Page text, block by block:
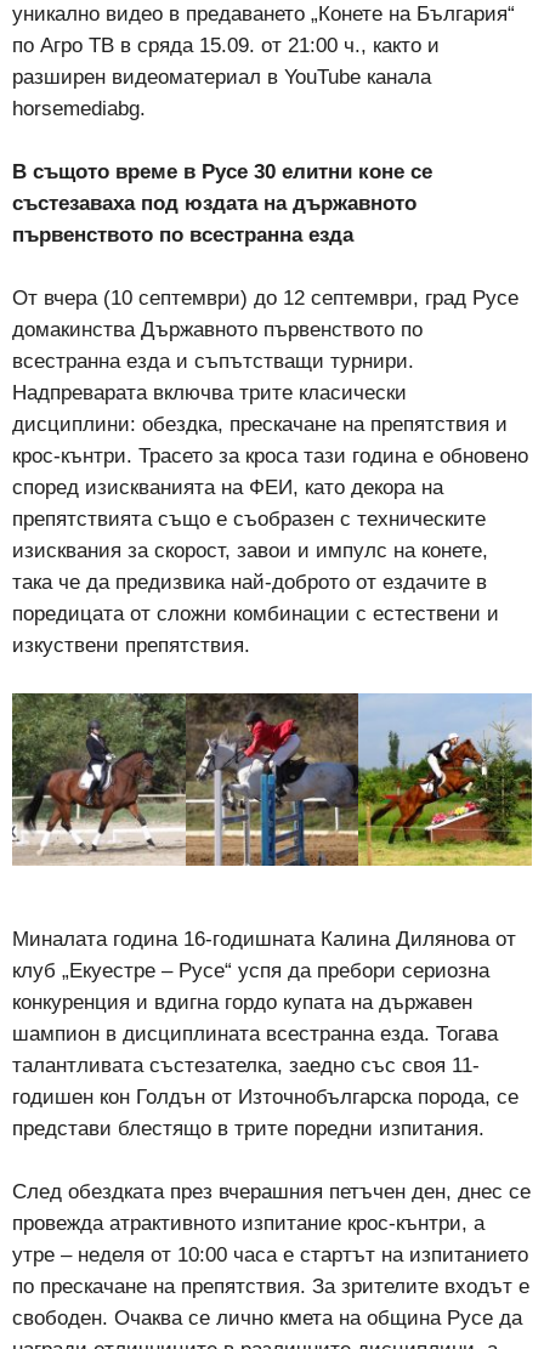
уникално видео в предаването „Конете на България“
по Агро ТВ в сряда 15.09. от 21:00 ч., както и
разширен видеоматериал в YouTube канала
horsemediabg.
В същото време в Русе 30 елитни коне се
състезаваха под юздата на държавното
първенството по всестранна езда
От вчера (10 септември) до 12 септември, град Русе
домакинства Държавното първенството по
всестранна езда и съпътстващи турнири.
Надпреварата включва трите класически
дисциплини: обездка, прескачане на препятствия и
крос-кънтри. Трасето за кроса тази година е обновено
според изискванията на ФЕИ, като декора на
препятствията също е съобразен с техническите
изисквания за скорост, завои и импулс на конете,
така че да предизвика най-доброто от ездачите в
поредицата от сложни комбинации с естествени и
изкуствени препятствия.
Миналата година 16-годишната Калина Дилянова от
клуб „Екуестре – Русе“ успя да пребори сериозна
конкуренция и вдигна гордо купата на държавен
шампион в дисциплината всестранна езда. Тогава
талантливата състезателка, заедно със своя 11-
годишен кон Голдън от Източнобългарска порода, се
представи блестящо в трите поредни изпитания.
След обездката през вчерашния петъчен ден, днес се
провежда атрактивното изпитание крос-кънтри, а
утре – неделя от 10:00 часа е стартът на изпитанието
по прескачане на препятствия. За зрителите входът е
свободен. Очаква се лично кмета на община Русе да